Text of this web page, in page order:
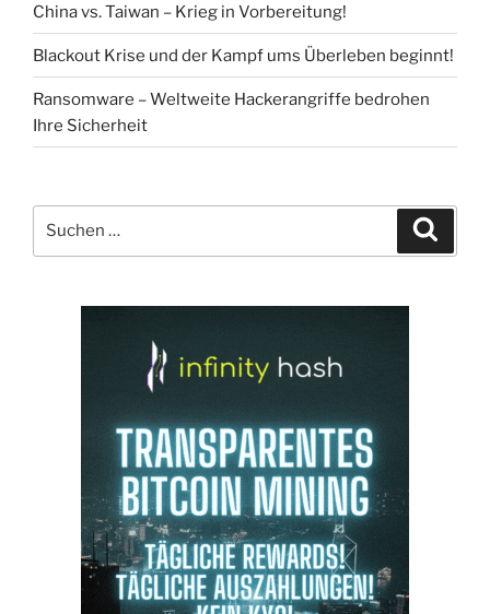
China vs. Taiwan – Krieg in Vorbereitung!
Blackout Krise und der Kampf ums Überleben beginnt!
Ransomware – Weltweite Hackerangriffe bedrohen
Ihre Sicherheit
nach: